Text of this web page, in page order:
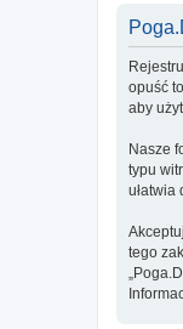
opuść
aby
Nasze
typu
ułatwia
tego